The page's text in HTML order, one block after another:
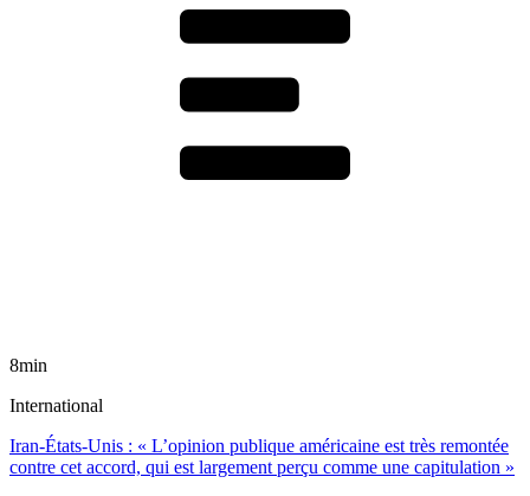
8min
International
Iran-États-Unis : « L’opinion publique américaine est très remontée
contre cet accord, qui est largement perçu comme une capitulation »